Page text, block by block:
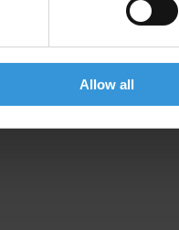
Allow all